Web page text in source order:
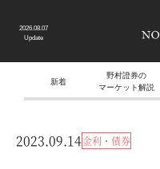
2026.08.07
Update
新着
野村證券の
マーケット解説
2023.09.14金利・債券